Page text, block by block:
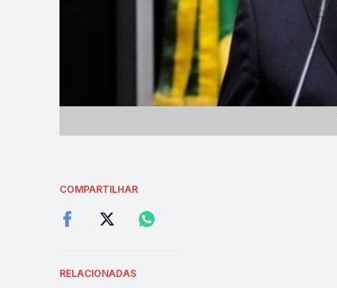
COMPARTILHAR
RELACIONADAS